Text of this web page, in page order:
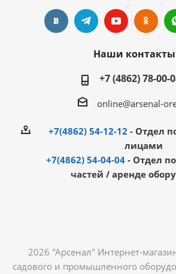
Наши контакты
+7 (4862) 78-00-
online@arsenal-
+7(4862) 54-12-12 - Отдел
лицами
+7(4862) 54-04-04 - Отдел
частей / аренде
2026 "Арсенал" Интернет-
садового и промышленного